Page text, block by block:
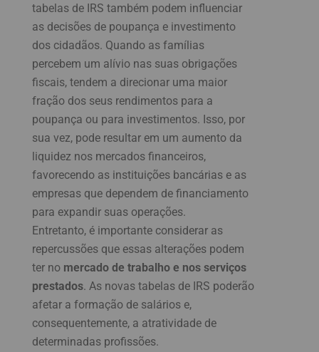
tabelas de IRS também podem influenciar
as decisões de poupança e investimento
dos cidadãos. Quando as famílias
percebem um alívio nas suas obrigações
fiscais, tendem a direcionar uma maior
fração dos seus rendimentos para a
poupança ou para investimentos. Isso, por
sua vez, pode resultar em um aumento da
liquidez nos mercados financeiros,
favorecendo as instituições bancárias e as
empresas que dependem de financiamento
para expandir suas operações.
Entretanto, é importante considerar as
repercussões que essas alterações podem
ter no mercado de trabalho e nos serviços
prestados. As novas tabelas de IRS poderão
afetar a formação de salários e,
consequentemente, a atratividade de
determinadas profissões.